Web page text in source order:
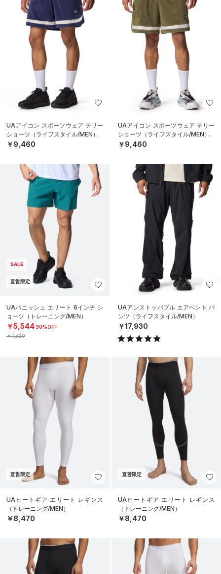
UAアイコン スポーツウェア テリー
ショーツ（ライフスタイル/MEN）
￥9,460
UAアイコン スポーツウェア テリー
ショーツ（ライフスタイル/MEN）
￥9,460
SALE
直営限定
UAバニッシュ エリート 6インチ シ
ョーツ（トレーニング/MEN）
￥5,54430%OFF
￥7,920
UAアンストッパブル エアベント パ
ンツ（ライフスタイル/MEN）
￥17,930
直営限定
UAヒートギア エリート レギンス
（トレーニング/MEN）
￥8,470
直営限定
UAヒートギア エリート レギンス
（トレーニング/MEN）
￥8,470